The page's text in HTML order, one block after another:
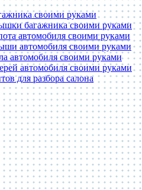
своими руками
багажника своими руками
автомобиля своими руками
автомобиля своими руками
автомобиля своими руками
автомобиля своими руками
для разбора салона